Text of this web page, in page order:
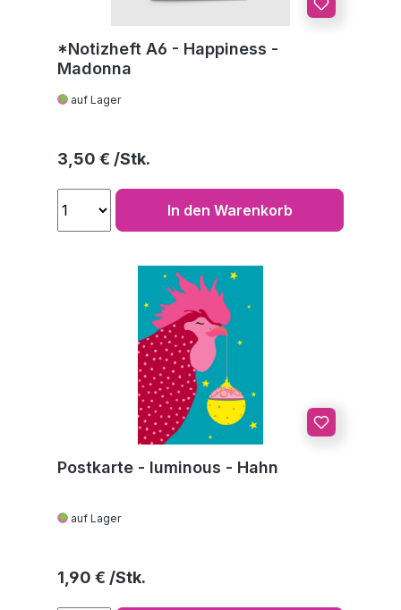
*Notizheft A6 - Happiness -
Madonna
auf Lager
Regulärer Preis:
3,50 €
In den Warenkorb
Postkarte - luminous - Hahn
auf Lager
Regulärer Preis:
1,90 €